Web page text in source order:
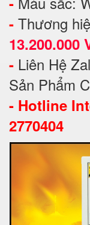
- Thương
13.200.000
- Liên Hệ
Sản Phẩm
- Hotline
2770404